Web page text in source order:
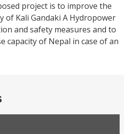
project is to improve the
of Kali Gandaki A Hydropower
and safety measures and to
capacity of Nepal in case of an